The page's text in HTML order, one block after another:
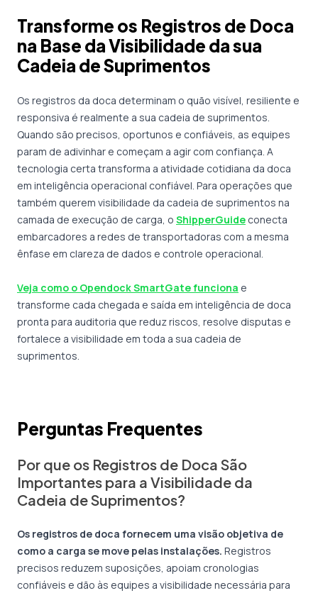
Transforme os Registros de Doca
na Base da Visibilidade da sua
Cadeia de Suprimentos
Os registros da doca determinam o quão visível, resiliente e
responsiva é realmente a sua cadeia de suprimentos.
Quando são precisos, oportunos e confiáveis, as equipes
param de adivinhar e começam a agir com confiança. A
tecnologia certa transforma a atividade cotidiana da doca
em inteligência operacional confiável. Para operações que
também querem visibilidade da cadeia de suprimentos na
camada de execução de carga, o ShipperGuide conecta
embarcadores a redes de transportadoras com a mesma
ênfase em clareza de dados e controle operacional.
Veja como o Opendock SmartGate funciona e
transforme cada chegada e saída em inteligência de doca
pronta para auditoria que reduz riscos, resolve disputas e
fortalece a visibilidade em toda a sua cadeia de
suprimentos.
Perguntas Frequentes
Por que os Registros de Doca São
Importantes para a Visibilidade da
Cadeia de Suprimentos?
Os registros de doca fornecem uma visão objetiva de
como a carga se move pelas instalações. Registros
precisos reduzem suposições, apoiam cronologias
confiáveis e dão às equipes a visibilidade necessária para